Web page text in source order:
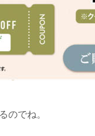
のでね。